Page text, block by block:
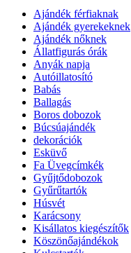
Ajándék férfiaknak
Ajándék gyerekeknek
Ajándék nőknek
Állatfigurás órák
Anyák napja
Autóillatosító
Babás
Ballagás
Boros dobozok
Búcsúajándék
dekorációk
Esküvő
Fa Üvegcímkék
Gyűjtődobozok
Gyűrűtartók
Húsvét
Karácsony
Kisállatos kiegészítők
Köszönőajándékok